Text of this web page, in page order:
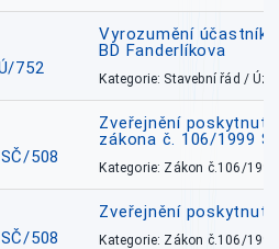
752
Vyrozumění
BD Fanderlíkova
Kategorie: Stavební řád /
508
Zveřejnění
zákona č. 106/1999
Kategorie: Zákon č.106/1999
508
Zveřejnění
Kategorie: Zákon č.106/1999